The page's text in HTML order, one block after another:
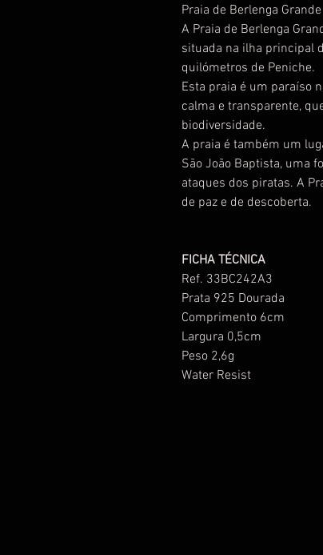
Praia de Berlenga Grande
A Praia de Berlenga
situada na ilha principal
quilómetros de Peniche.
Esta praia é um paraíso
calma e transparente,
biodiversidade.
A praia é também um
São João Baptista, uma
ataques dos piratas. A
de paz e de descoberta.
FICHA TÉCNICA
Ref. 33BC242A3
Prata 925 Dourada
Comprimento 6cm
Largura 0,5cm
Peso 2,6g
Water Resist